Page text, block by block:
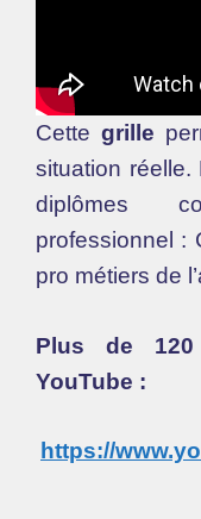
Cette grille
situation
diplômes
professionnel :
pro métiers de
Plus de
YouTube :
https://